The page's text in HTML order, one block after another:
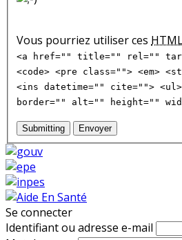
Vous pourriez utiliser ces
<a href="" title="" rel=""
<code> <pre class=""> <em>
<ins datetime="" cite="">
border="" alt="" height=""
Submitting Envoyer
Se connecter
Identifiant ou adresse e-mail